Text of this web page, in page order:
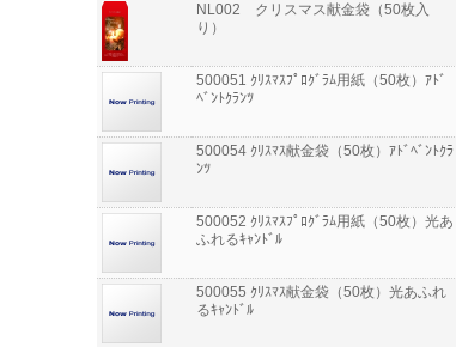
NL002 クリスマス献金袋（50枚入
り）
500051 ｸﾘｽﾏｽﾌﾟﾛｸﾞﾗﾑ用紙（50枚）ｱﾄﾞ
ﾍﾞﾝﾄｸﾗﾝﾂ
500054 ｸﾘｽﾏｽ献金袋（50枚）ｱﾄﾞﾍﾞﾝﾄｸﾗ
ﾝﾂ
500052 ｸﾘｽﾏｽﾌﾟﾛｸﾞﾗﾑ用紙（50枚）光あ
ふれるｷｬﾝﾄﾞﾙ
500055 ｸﾘｽﾏｽ献金袋（50枚）光あふれ
るｷｬﾝﾄﾞﾙ